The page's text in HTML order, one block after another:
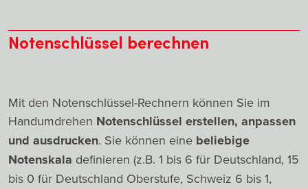
Notenschlüssel berechnen
Mit den Notenschlüssel-Rechnern können Sie im
Handumdrehen Notenschlüssel erstellen, anpassen
und ausdrucken. Sie können eine beliebige
Notenskala definieren (z.B. 1 bis 6 für Deutschland, 15
bis 0 für Deutschland Oberstufe, Schweiz 6 bis 1,